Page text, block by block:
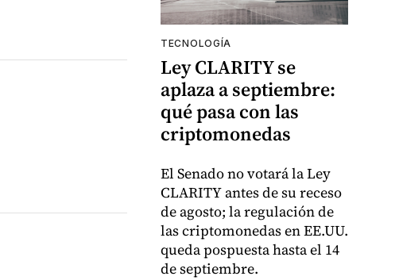
TECNOLOGÍA
Ley CLARITY se
aplaza a septiembre:
qué pasa con las
criptomonedas
El Senado no votará la Ley
CLARITY antes de su receso
de agosto; la regulación de
las criptomonedas en EE.UU.
queda pospuesta hasta el 14
de septiembre.